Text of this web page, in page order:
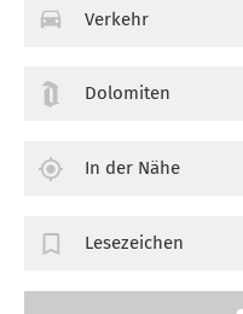
Verkehr
Dolomiten
In der Nähe
Lesezeichen